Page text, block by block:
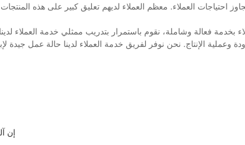
احتياجات العملاء. معظم العملاء لديهم تعليق كبير على هذه
بخدمة فعالة وشاملة، نقوم باستمرار بتدريب ممثلي خدمة العملاء
إن